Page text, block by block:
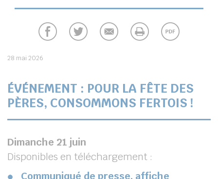
28 mai 2026
ÉVÉNEMENT : POUR LA FÊTE DES
PÈRES, CONSOMMONS FERTOIS !
Dimanche 21 juin
Disponibles en téléchargement :
Communiqué de presse, affiche